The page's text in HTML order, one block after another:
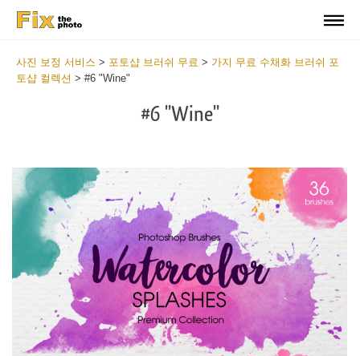
사진 보정 서비스 > 포토샵 브러쉬 무료 > 가지 무료 수채화 브러쉬 포
토샵 컬렉션 > #6 "Wine"
#6 "Wine"